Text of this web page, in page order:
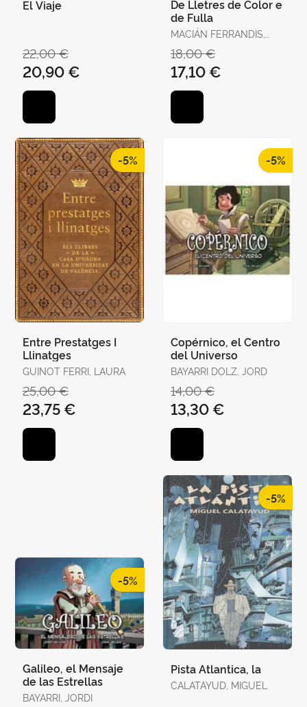
El Viaje
22,00 €
20,90 €
De Lletres de Color e
de Fulla
MACIÁN FERRANDIS,
18,00 €
17,10 €
-5%
Entre Prestatges I
Llinatges
GUINOT FERRI, LAURA
25,00 €
23,75 €
-5%
Copérnico, el Centro
del Universo
BAYARRI DOLZ, JORD
14,00 €
13,30 €
-5%
Galileo, el Mensaje
de las Estrellas
BAYARRI, JORDI
-5%
Pista Atlantica, la
CALATAYUD, MIGUEL